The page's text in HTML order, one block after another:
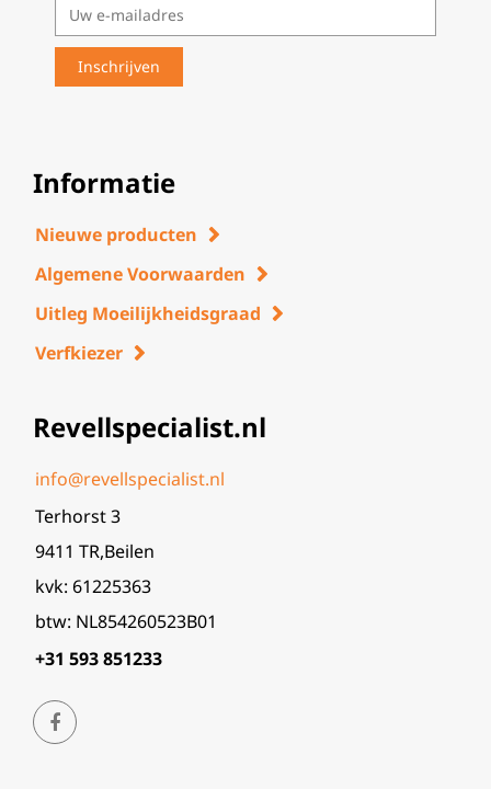
Informatie
Nieuwe producten
Algemene Voorwaarden
Uitleg Moeilijkheidsgraad
Verfkiezer
Revellspecialist.nl
info@revellspecialist.nl
Terhorst 3
9411 TR,Beilen
kvk: 61225363
btw: NL854260523B01
+31 593 851233